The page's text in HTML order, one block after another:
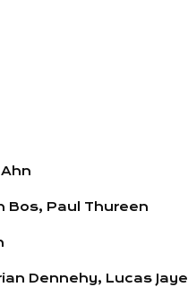
Bos, Paul Thureen
Dennehy, Lucas Jaye